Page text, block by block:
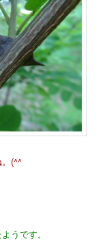
(^^ゞ
うです。